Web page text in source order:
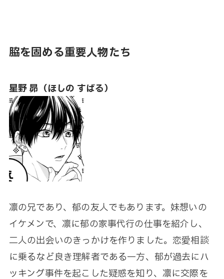
脇を固める重要人物たち
星野 昴（ほしの すばる）
凛の兄であり、郁の友人でもあります。妹想いの
イケメンで、凛に郁の家事代行の仕事を紹介し、
二人の出会いのきっかけを作りました。恋愛相談
に乗るなど良き理解者である一方、郁が過去にハ
ッキング事件を起こした疑惑を知り、凛に交際を